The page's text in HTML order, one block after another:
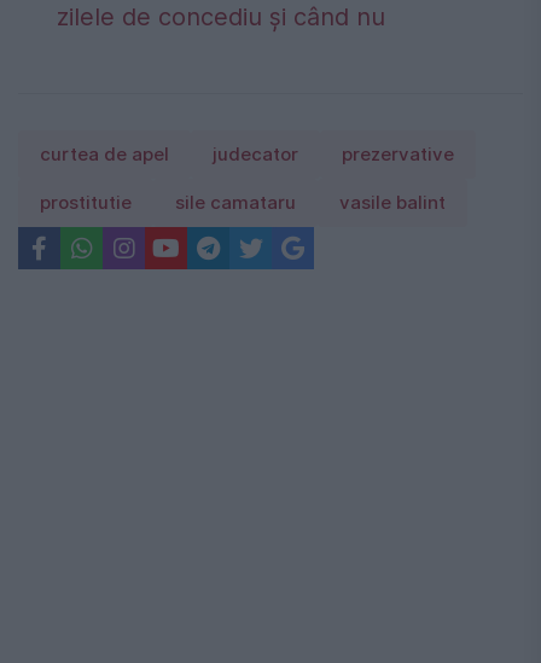
zilele de concediu și când nu
curtea de apel judecator prezervative
prostitutie sile camataru vasile balint